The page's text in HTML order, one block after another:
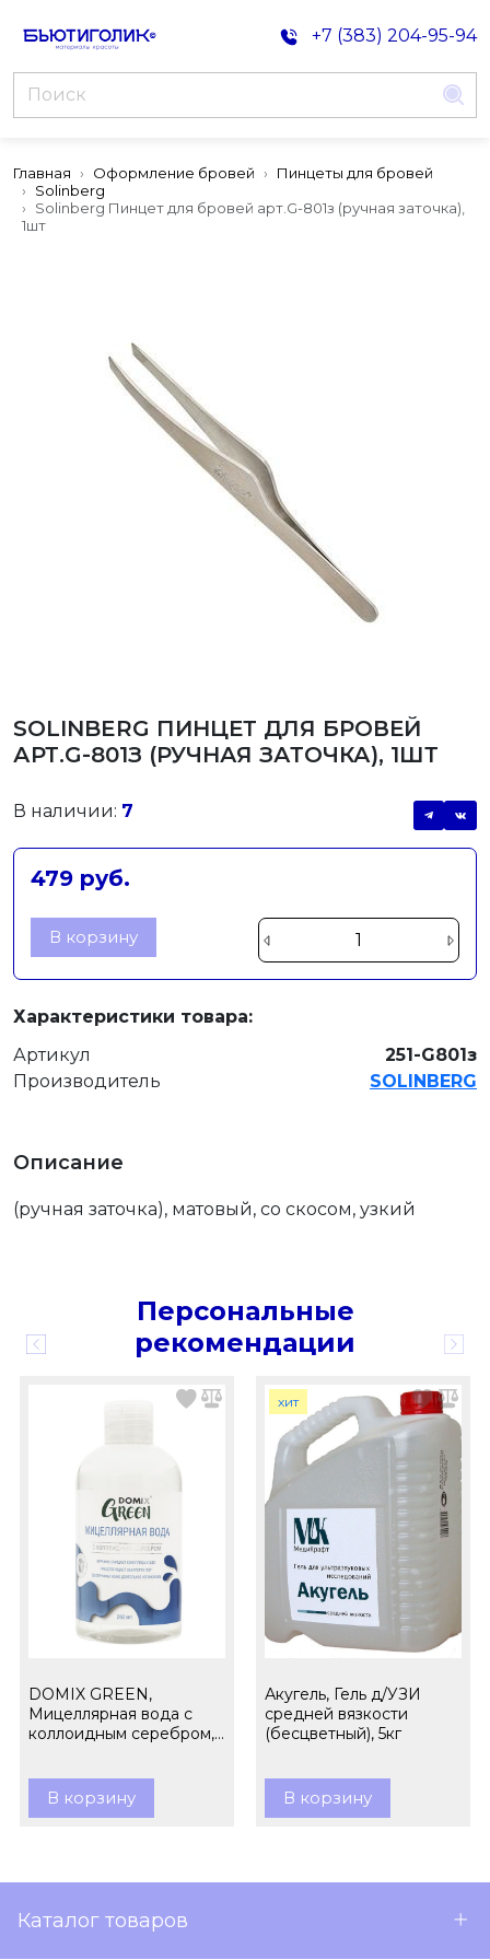
+7 (383) 204-95-94
Главная Оформление бровей
Пинцеты для бровей
Solinberg
Solinberg Пинцет для бровей арт.G-801з (ручная заточка),
1шт
SOLINBERG ПИНЦЕТ ДЛЯ БРОВЕЙ
АРТ.G-801З (РУЧНАЯ ЗАТОЧКА), 1ШТ
В наличии: 7
479 руб.
В корзину
Характеристики товара:
Артикул
251-G801з
Производитель
SOLINBERG
Описание
(ручная заточка), матовый, со скосом, узкий
Персональные
рекомендации
DOMIX GREEN,
Мицеллярная вода с
коллоидным серебром,
В корзину
хит
Акугель, Гель д/УЗИ
средней вязкости
(бесцветный), 5кг
В корзину
Каталог товаров